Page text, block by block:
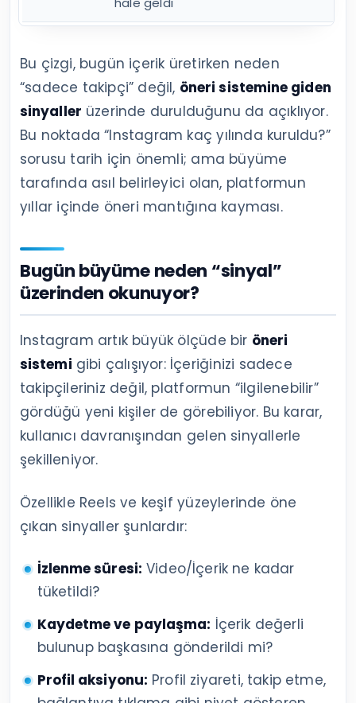
Bu çizgi, bugün içerik üretirken neden
“sadece takipçi” değil, öneri sistemine giden
sinyaller üzerinde durulduğunu da açıklıyor.
Bu noktada “Instagram kaç yılında kuruldu?”
sorusu tarih için önemli; ama büyüme
tarafında asıl belirleyici olan, platformun
yıllar içinde öneri mantığına kayması.
Bugün büyüme neden “sinyal”
üzerinden okunuyor?
Instagram artık büyük ölçüde bir öneri
sistemi gibi çalışıyor: İçeriğinizi sadece
takipçileriniz değil, platformun “ilgilenebilir”
gördüğü yeni kişiler de görebiliyor. Bu karar,
kullanıcı davranışından gelen sinyallerle
şekilleniyor.
Özellikle Reels ve keşif yüzeylerinde öne
çıkan sinyaller şunlardır:
İzlenme süresi: Video/İçerik ne kadar
tüketildi?
Kaydetme ve paylaşma: İçerik değerli
bulunup başkasına gönderildi mi?
Profil aksiyonu: Profil ziyareti, takip etme,